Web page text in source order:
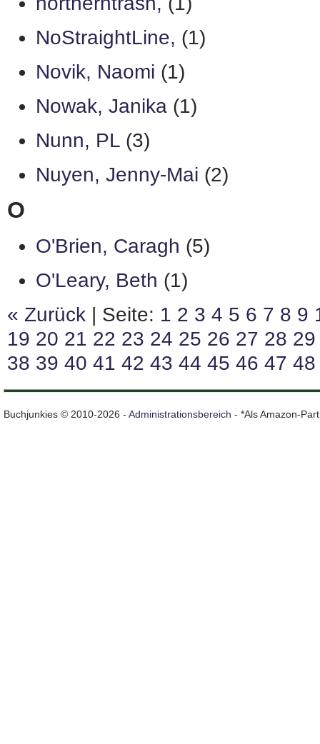
NoStraightLine, (1)
Novik, Naomi (1)
Nowak, Janika (1)
Nunn, PL (3)
Nuyen, Jenny-Mai (2)
O
O'Brien, Caragh (5)
O'Leary, Beth (1)
« Zurück | Seite: 1 2 3 4 5 6 7 8 9
19 20 21 22 23 24 25 26 27 28 29
38 39 40 41 42 43 44 45 46 47 48
Buchjunkies © 2010-2026 - Administrationsbereich - *Als Amazon-